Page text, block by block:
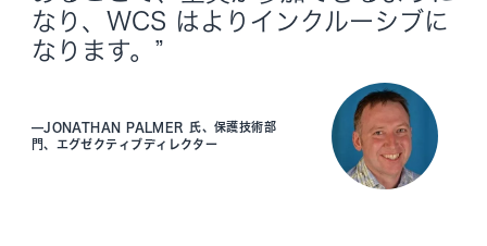
なり、WCS はよりインクルーシブに
なります。”
— JONATHAN PALMER 氏、保護技術部
門、エグゼクティブディレクター